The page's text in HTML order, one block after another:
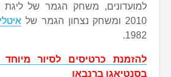
למועדונים, משחק הגמר של
2010 ומשחק נצחון הגמר של
1982.
להזמנת כרטיסים לסיור
בסנטיאגו ברנבאו